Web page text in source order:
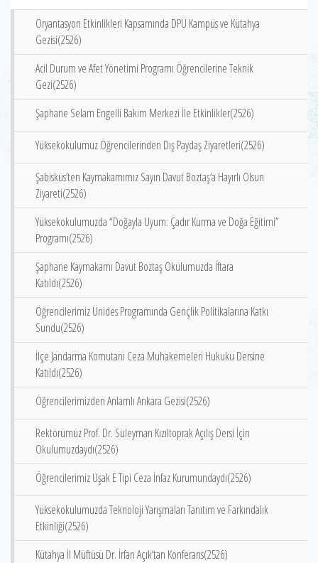
Oryantasyon Etkinlikleri Kapsamında DPÜ Kampüs ve Kütahya
Gezisi(2526)
Acil Durum ve Afet Yönetimi Programı Öğrencilerine Teknik
Gezi(2526)
Şaphane Selam Engelli Bakım Merkezi İle Etkinlikler(2526)
Yüksekokulumuz Öğrencilerinden Dış Paydaş Ziyaretleri(2526)
Şabisküs’ten Kaymakamımız Sayın Davut Boztaş‘a Hayırlı Olsun
Ziyareti(2526)
Yüksekokulumuzda “Doğayla Uyum: Çadır Kurma ve Doğa Eğitimi”
Programı(2526)
Şaphane Kaymakamı Davut Boztaş Okulumuzda İftara
Katıldı(2526)
Öğrencilerimiz Ünides Programında Gençlik Politikalarına Katkı
Sundu(2526)
İlçe Jandarma Komutanı Ceza Muhakemeleri Hukuku Dersine
Katıldı(2526)
Öğrencilerimizden Anlamlı Ankara Gezisi(2526)
Rektörümüz Prof. Dr. Süleyman Kızıltoprak Açılış Dersi İçin
Okulumuzdaydı(2526)
Öğrencilerimiz Uşak E Tipi Ceza İnfaz Kurumundaydı(2526)
Yüksekokulumuzda Teknoloji Yarışmaları Tanıtım ve Farkındalık
Etkinliği(2526)
Kütahya İl Müftüsü Dr. İrfan Açık‘tan Konferans(2526)